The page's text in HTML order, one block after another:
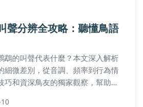
聲分辨全攻略：聽懂鳥語
鵡的叫聲代表什麼？本文深入解析
細微差別，從音調、頻率到行為情
巧和資深鳥友的獨家觀察，幫助你